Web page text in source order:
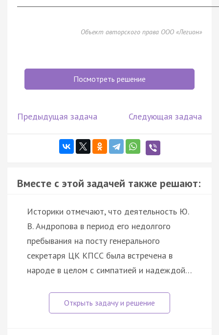
Объект авторского права ООО «Легион»
Посмотреть решение
Предыдущая задача Следующая задача
Вместе с этой задачей также решают:
Историки отмечают, что деятельность Ю.
В. Андропова в период его недолгого
пребывания на посту генерального
секретаря ЦК КПСС была встречена в
народе в целом с симпатией и надеждой…